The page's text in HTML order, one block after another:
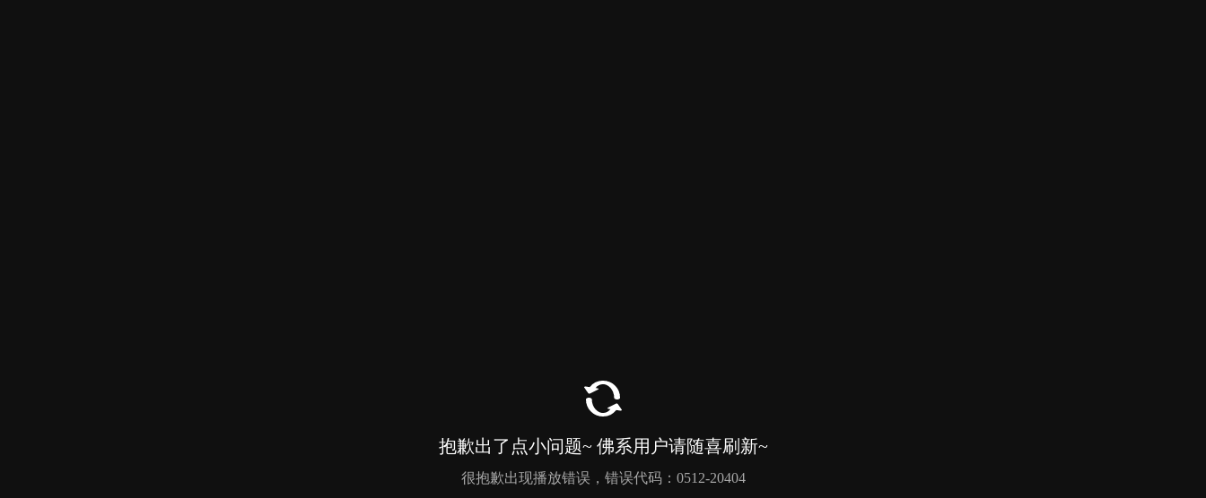
抱歉出了点小问题~ 佛系用户请随喜刷新~
很抱歉出现播放错误，错误代码：0512-20404